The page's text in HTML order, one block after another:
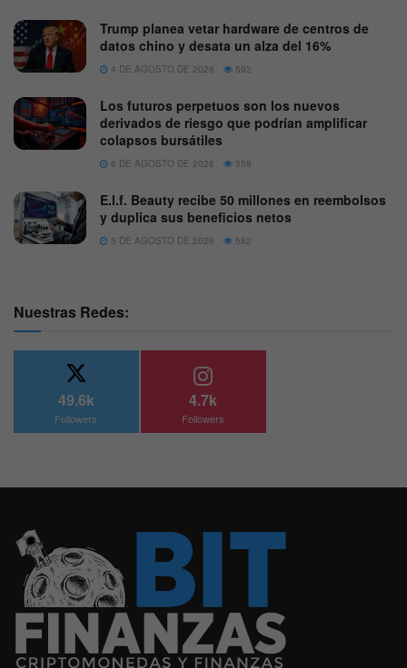
Trump planea vetar hardware de centros de
datos chino y desata un alza del 16%
4 DE AGOSTO DE 2026 592
Los futuros perpetuos son los nuevos
derivados de riesgo que podrían amplificar
colapsos bursátiles
6 DE AGOSTO DE 2026 558
E.l.f. Beauty recibe 50 millones en reembolsos
y duplica sus beneficios netos
5 DE AGOSTO DE 2026 582
Nuestras Redes:
49.6k
Followers
4.7k
Followers